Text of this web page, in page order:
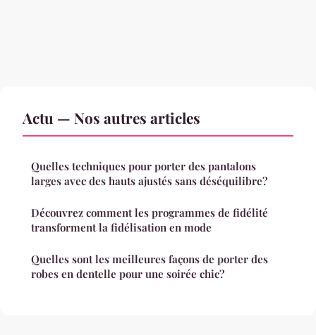
Actu — Nos autres articles
Quelles techniques pour porter des pantalons
larges avec des hauts ajustés sans déséquilibre?
Découvrez comment les programmes de fidélité
transforment la fidélisation en mode
Quelles sont les meilleures façons de porter des
robes en dentelle pour une soirée chic?